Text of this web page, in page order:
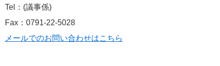
Tel：
議事係
Fax：0791-22-5028
メールでのお問い合わせはこちら